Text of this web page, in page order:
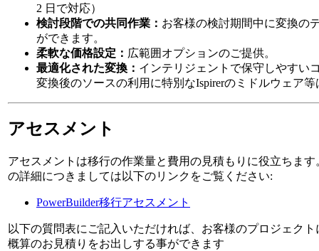
2 日で対応）
検討段階での共同作業： お客様の検討期間中に変換の
ができます。
柔軟な価格設定： 広範囲オプションのご提供。
最適化された変換： インテリジェントで保守しやすい
変換後のソースの利用に特別なIspirerのミドルウェア
アセスメント
アセスメントは移行の作業量と費用の見積もりに役立ちま
の詳細につきましては以下のリンクをご覧ください:
PowerBuilder移行アセスメント
以下の質問表にご記入いただければ、お客様のプロジェク
概算のお見積りをお出しする事ができます